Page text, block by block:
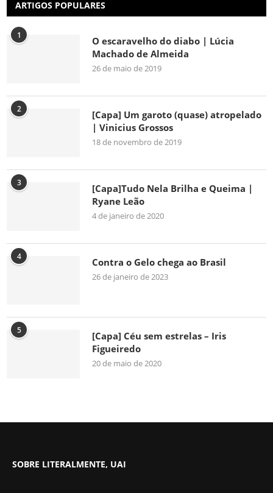
ARTIGOS POPULARES
1
O escaravelho do diabo | Lúcia
Machado de Almeida
26 de maio de 2019
2
[Capa] Um garoto (quase) atropelado
| Vinicius Grossos
18 de novembro de 2019
3
[Capa]Tudo Nela Brilha e Queima |
Ryane Leão
4 de janeiro de 2020
4 Contra o Gelo chega ao Brasil
26 de janeiro de 2023
5
[Capa] Céu sem estrelas – Iris
Figueiredo
20 de maio de 2020
SOBRE LITERALMENTE, UAI